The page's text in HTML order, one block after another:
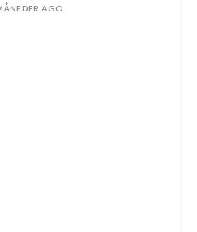
AGO